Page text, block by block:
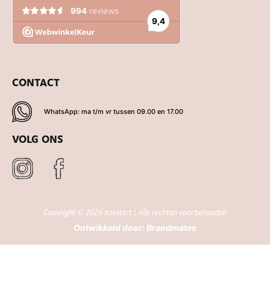
CONTACT
WhatsApp: ma t/m vr tussen 09.00 en 17.00
VOLG ONS
Copyright © 2026 Koestert | Alle rechten voorbehouden
Ontwikkeld door: Brandmates